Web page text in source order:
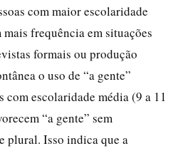
com maior escolaridade
mais frequência em situações
formais ou produção
o uso de “a gente”
com escolaridade média (9 a 11
“a gente” sem
plural. Isso indica que a